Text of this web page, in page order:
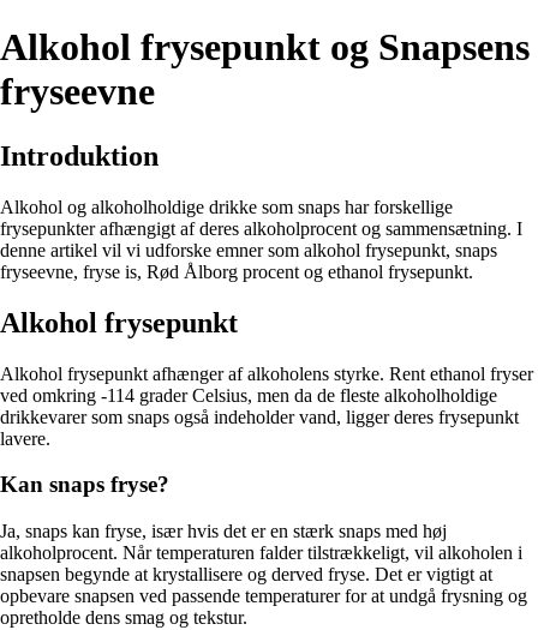
Alkohol frysepunkt og Snapsens
fryseevne
Introduktion
Alkohol og alkoholholdige drikke som snaps har forskellige
frysepunkter afhængigt af deres alkoholprocent og sammensætning. I
denne artikel vil vi udforske emner som alkohol frysepunkt, snaps
fryseevne, fryse is, Rød Ålborg procent og ethanol frysepunkt.
Alkohol frysepunkt
Alkohol frysepunkt afhænger af alkoholens styrke. Rent ethanol fryser
ved omkring -114 grader Celsius, men da de fleste alkoholholdige
drikkevarer som snaps også indeholder vand, ligger deres frysepunkt
lavere.
Kan snaps fryse?
Ja, snaps kan fryse, især hvis det er en stærk snaps med høj
alkoholprocent. Når temperaturen falder tilstrækkeligt, vil alkoholen i
snapsen begynde at krystallisere og derved fryse. Det er vigtigt at
opbevare snapsen ved passende temperaturer for at undgå frysning og
opretholde dens smag og tekstur.